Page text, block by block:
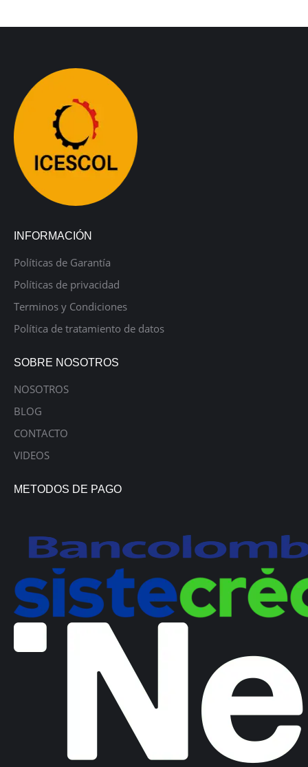
INFORMACIÓN
Políticas de Garantía
Políticas de privacidad
Terminos y Condiciones
Política de tratamiento de datos
SOBRE NOSOTROS
NOSOTROS
BLOG
CONTACTO
VIDEOS
METODOS DE PAGO